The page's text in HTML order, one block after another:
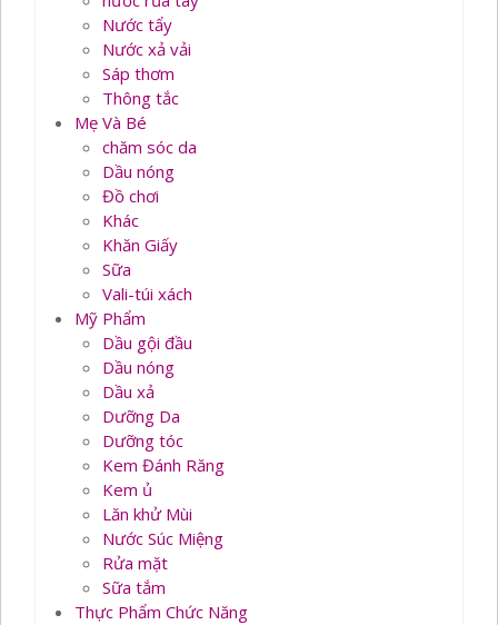
Nước tẩy
Nước xả vải
Sáp thơm
Thông tắc
Mẹ Và Bé
chăm sóc da
Dầu nóng
Đồ chơi
Khác
Khăn Giấy
Sữa
Vali-túi xách
Mỹ Phẩm
Dầu gội đầu
Dầu nóng
Dầu xả
Dưỡng Da
Dưỡng tóc
Kem Đánh Răng
Kem ủ
Lăn khử Mùi
Nước Súc Miệng
Rửa mặt
Sữa tắm
Thực Phẩm Chức Năng